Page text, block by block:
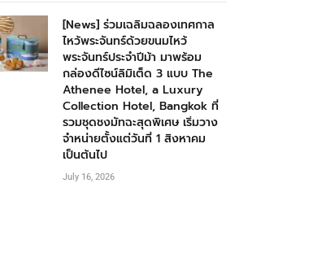
[News] ร่วมเฉลิมฉลองเทศกาล
ไหว้พระจันทร์ด้วยขนมไหว้
พระจันทร์ประจำปีม้า มาพร้อม
กล่องดีไซน์ลิมิเต็ด 3 แบบ The
Athenee Hotel, a Luxury
Collection Hotel, Bangkok ที่
รวมชุดชงมัทฉะสุดพิเศษ เริ่มวาง
จำหน่ายตั้งแต่วันที่ 1 สิงหาคม
เป็นต้นไป
July 16, 2026